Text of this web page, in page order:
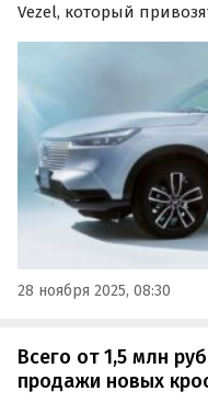
Vezel, который
рублей, сообщает
28 ноября 2025, 08:30
Всего от 1,5 млн
продажи новых